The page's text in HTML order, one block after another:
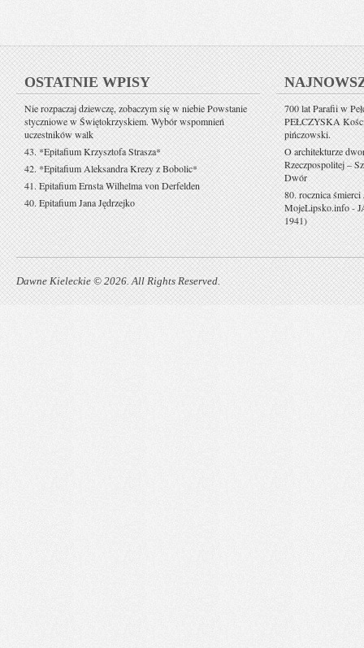
OSTATNIE WPISY
Nie rozpaczaj dziewczę, zobaczym się w niebie Powstanie
styczniowe w Świętokrzyskiem. Wybór wspomnień
uczestników walk
43. *Epitafium Krzysztofa Strasza*
42. *Epitafium Aleksandra Krezy z Bobolic*
41. Epitafium Ernsta Wilhelma von Derfelden
40. Epitafium Jana Jędrzejko
700 lat Parafii w
PEŁCZYSKA
pińczowski.
O architekturze
Rzeczpospolitej –
Dwór
80. rocznica
MojeLipsko.info-
1941)
Dawne Kieleckie © 2026. All Rights Reserved.